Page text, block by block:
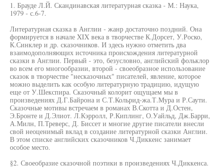
1. Брауде Л.Й. Скандинавская литературная сказка - М.: Наука,
1979 - с.6-7.
Литературная сказка в Англии - жанр достаточно поздний. Она
формируется в начале XIX века в творчестве К.Дорсет, У.Роско,
К.Синклер и др. сказочников. И здесь нужно отметить два
взаимодополняющих источника происхождения литературной
сказки в Англии. Первый - это, безусловно, английский фольклор
во всем его многообразии, второй - своеобразное использование
сказок в творчестве "несказочных" писателей, явление, которое
можно выделить как особую литературную традицию, идущую
еще от У.Шекспира. Сказочный колорит ощущаем мы в
произведениях Д.Г.Байрона и С.Т.Кольрид-жа.Т.Мура и Р.Саути.
Сказочные мотивы встречаем в романах В.Скотта и Д.Остен,
Э.Бронте и Д.Элиот. Л.Кэрролл, Р.Киплинг, О.Уайльд, Дж.Барри,
А.Милн, П.Треверс, Д. Биссет и многие другие писатели внесли
свой неоценимый вклад в создание литературной сказки Англии.
В этом списке английских сказочников Ч.Диккенс занимает
особое место.
§2. Своеобразие сказочной поэтики в произведениях Ч.Диккенса.